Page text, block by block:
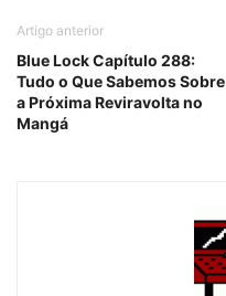
Artigo anterior
Blue Lock Capítulo 288:
Tudo o Que Sabemos Sobre
a Próxima Reviravolta no
Mangá